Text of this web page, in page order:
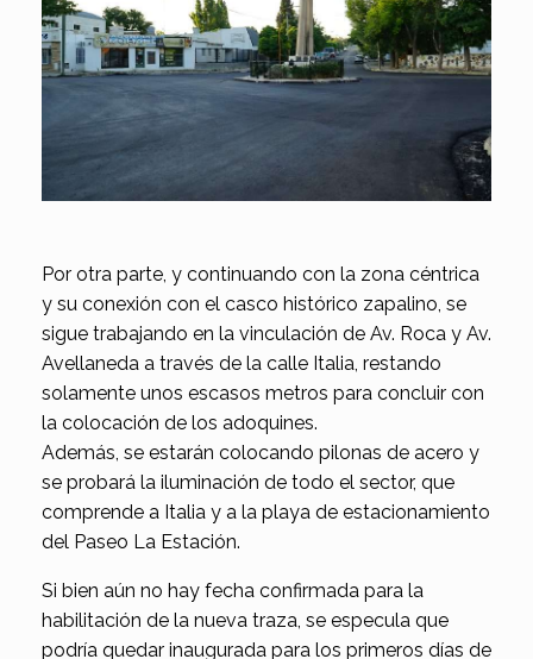
Por otra parte, y continuando con la zona céntrica
y su conexión con el casco histórico zapalino, se
sigue trabajando en la vinculación de Av. Roca y Av.
Avellaneda a través de la calle Italia, restando
solamente unos escasos metros para concluir con
la colocación de los adoquines.
Además, se estarán colocando pilonas de acero y
se probará la iluminación de todo el sector, que
comprende a Italia y a la playa de estacionamiento
del Paseo La Estación.
Si bien aún no hay fecha confirmada para la
habilitación de la nueva traza, se especula que
podría quedar inaugurada para los primeros días de